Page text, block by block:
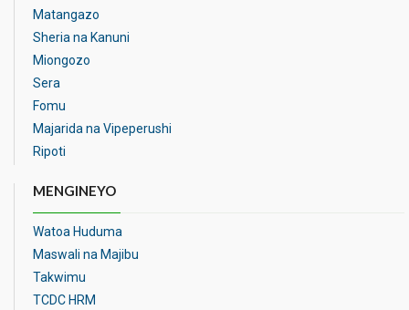
Matangazo
Sheria na Kanuni
Miongozo
Sera
Fomu
Majarida na Vipeperushi
Ripoti
MENGINEYO
Watoa Huduma
Maswali na Majibu
Takwimu
TCDC HRM